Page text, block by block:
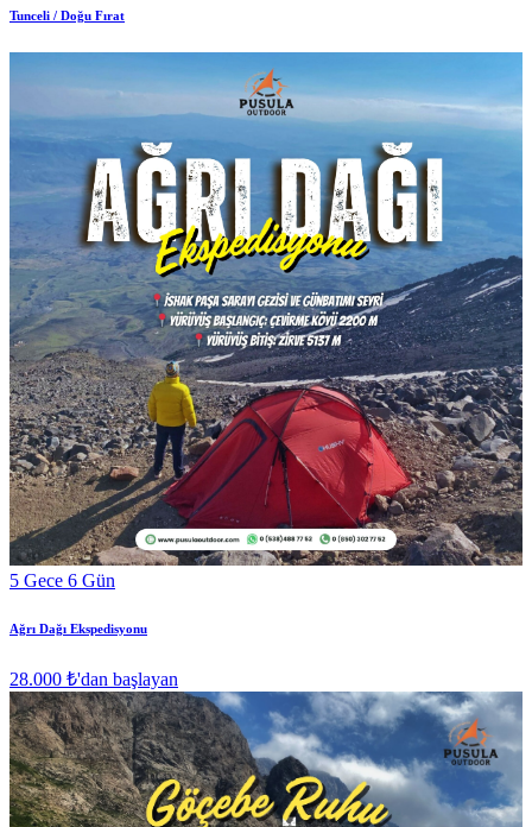
Tunceli / Doğu Fırat
5 Gece 6 Gün
Ağrı Dağı Ekspedisyonu
28.000 ₺'dan başlayan